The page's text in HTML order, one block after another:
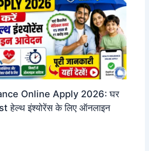
Online Apply 2026: घर
हेल्थ इंश्योरेंस के लिए ऑनलाइन